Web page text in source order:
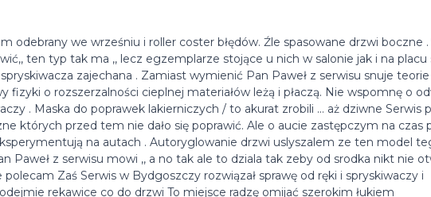
odebrany we wrześniu i roller coster błędów. Źle spasowane drzwi boczne .
ten typ tak ma ,, lecz egzemplarze stojące u nich w salonie jak i na placu
zajechana . Zamiast wymienić Pan Paweł z serwisu snuje teorie
fizyki o rozszerzalności cieplnej materiałów leżą i płaczą. Nie wspomnę o
. Maska do poprawek lakierniczych / to akurat zrobili ... aż dziwne Serwis
których przed tem nie dało się poprawić. Ale o aucie zastępczym na czas
na autach . Autoryglowanie drzwi uslyszalem ze ten model
Paweł z serwisu mowi ,, a no tak ale to dziala tak zeby od srodka nikt nie
Zaś Serwis w Bydgoszczy rozwiązał sprawę od ręki i spryskiwaczy i
rekawice co do drzwi To miejsce radzę omijać szerokim łukiem